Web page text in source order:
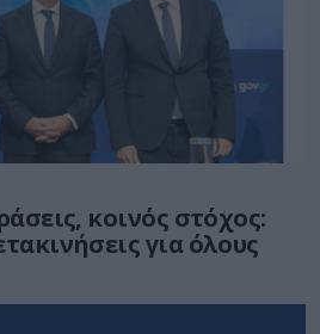
κοινός στόχος:
για όλους